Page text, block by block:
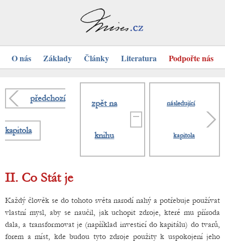
O nás Základy Články Literatura Podpořte nás
předchozí
kapitola
zpět na
knihu
následující
kapitola
II. Co Stát je
Každý člověk se do tohoto světa narodí nahý a potřebuje používat
vlastní mysl, aby se naučil, jak uchopit zdroje, které mu příroda
dala, a transformovat je (například investicí do kapitálu) do tvarů,
forem a míst, kde budou tyto zdroje použity k uspokojení jeho